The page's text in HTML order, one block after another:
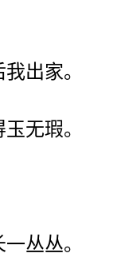
出家。
无瑕。
丛丛。